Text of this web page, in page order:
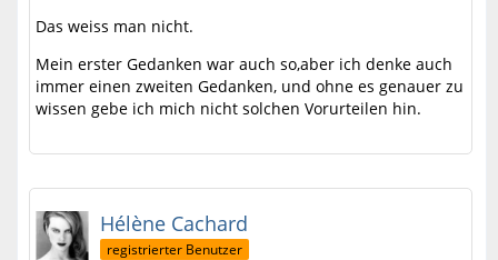
Das weiss man nicht.
Mein erster Gedanken war auch so,aber ich denke auch
immer einen zweiten Gedanken, und ohne es genauer zu
wissen gebe ich mich nicht solchen Vorurteilen hin.
Hélène Cachard
registrierter Benutzer